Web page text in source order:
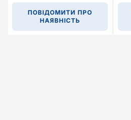
ПОВІДОМИТИ ПРО
НАЯВНІСТЬ